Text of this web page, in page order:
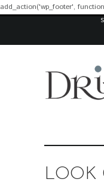
add_action('wp_footer',
LOOK